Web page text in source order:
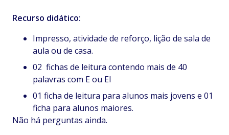
Recurso didático:
Impresso, atividade de reforço, lição de sala de
aula ou de casa.
02 fichas de leitura contendo mais de 40
palavras com E ou EI
01 ficha de leitura para alunos mais jovens e 01
ficha para alunos maiores.
Não há perguntas ainda.